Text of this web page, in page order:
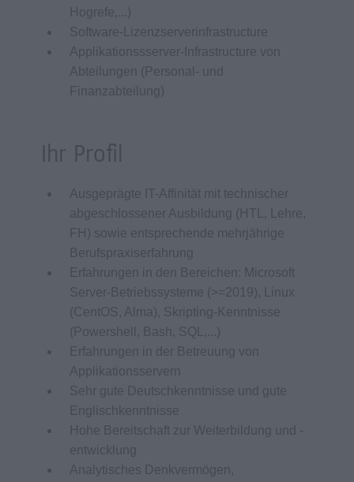
Hogrefe,...)
Software-Lizenzserverinfrastructure
Applikationssserver-Infrastructure von
Abteilungen (Personal- und
Finanzabteilung)
Ihr Profil
Ausgeprägte IT-Affinität mit technischer
abgeschlossener Ausbildung (HTL, Lehre,
FH) sowie entsprechende mehrjährige
Berufspraxiserfahrung
Erfahrungen in den Bereichen: Microsoft
Server-Betriebssysteme (>=2019), Linux
(CentOS, Alma), Skripting-Kenntnisse
(Powershell, Bash, SQL,...)
Erfahrungen in der Betreuung von
Applikationsservern
Sehr gute Deutschkenntnisse und gute
Englischkenntnisse
Hohe Bereitschaft zur Weiterbildung und -
entwicklung
Analytisches Denkvermögen,